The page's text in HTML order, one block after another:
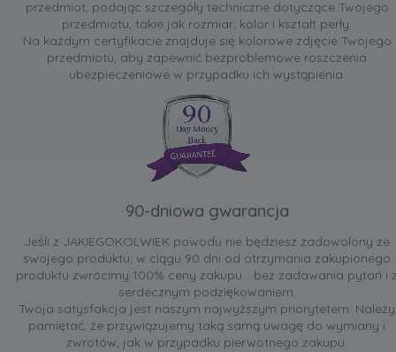
przedmiot, podając szczegóły techniczne dotyczące Twojego
przedmiotu, takie jak rozmiar, kolor i kształt perły.
Na każdym certyfikacie znajduje się kolorowe zdjęcie Twojego
przedmiotu, aby zapewnić bezproblemowe roszczenia
ubezpieczeniowe w przypadku ich wystąpienia.
90-dniowa gwarancja
Jeśli z JAKIEGOKOLWIEK powodu nie będziesz zadowolony ze
swojego produktu, w ciągu 90 dni od otrzymania zakupionego
produktu zwrócimy 100% ceny zakupu... bez zadawania pytań i
serdecznym podziękowaniem.
Twoja satysfakcja jest naszym najwyższym priorytetem. Należy
pamiętać, że przywiązujemy taką samą uwagę do wymiany i
zwrotów, jak w przypadku pierwotnego zakupu.